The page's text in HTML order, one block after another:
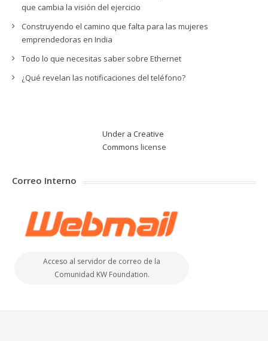
que cambia la visión del ejercicio
Construyendo el camino que falta para las mujeres
emprendedoras en India
Todo lo que necesitas saber sobre Ethernet
¿Qué revelan las notificaciones del teléfono?
Under a Creative
Commons license
Correo Interno
Acceso al servidor de correo de la
Comunidad KW Foundation.